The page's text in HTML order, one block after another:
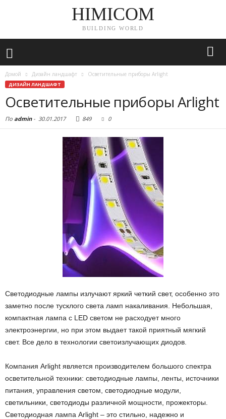
HIMICOM
BUILDING WORLD
Домой Дизайн ландшафт Осветительные приборы Arlight
ДИЗАЙН ЛАНДШАФТ
Осветительные приборы Arlight
По admin- 30.01.2017 849 0
Светодиодные лампы излучают яркий четкий свет, особенно это
заметно после тусклого света ламп накаливания. Небольшая,
компактная лампа с LED светом не расходует много
электроэнергии, но при этом выдает такой приятный мягкий
свет. Все дело в технологии светоизлучающих диодов.
Компания Arlight является производителем большого спектра
осветительной техники: светодиодные лампы, ленты, источники
питания, управления светом, светодиодные модули,
светильники, светодиоды различной мощности, прожекторы.
Светодиодная лампа Arlight – это стильно, надежно и